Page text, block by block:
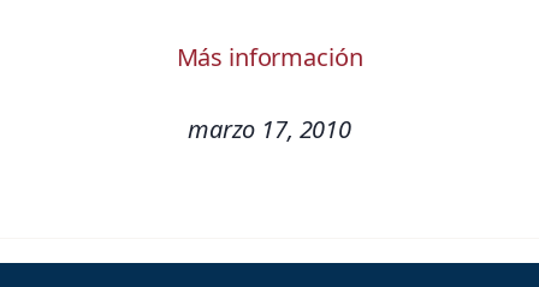
Más información
marzo 17, 2010